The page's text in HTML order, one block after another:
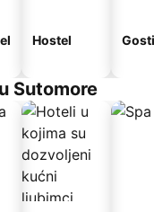
Hostel
Sutomore